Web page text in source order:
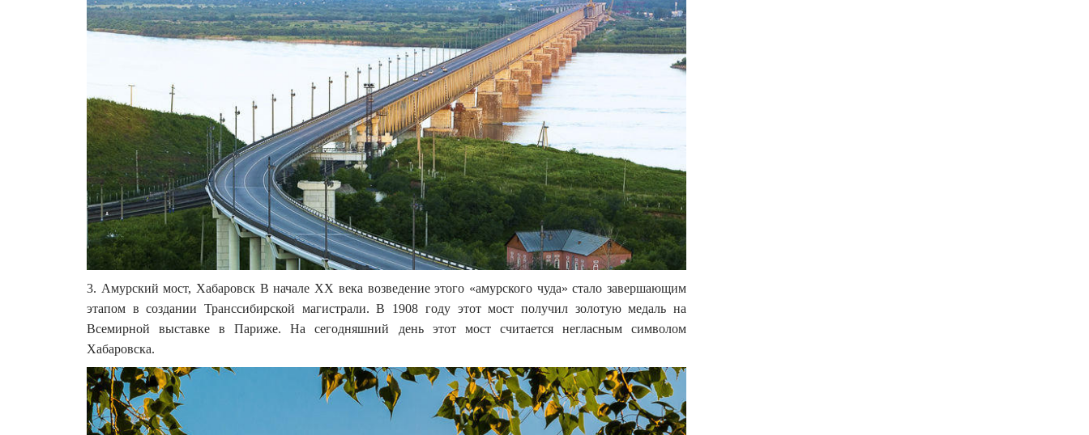
3. Амурский мост, Хабаровск В начале ХХ века возведение этого «амурского чуда» стало завершающим
этапом в создании Транссибирской магистрали. В 1908 году этот мост получил золотую медаль на
Всемирной выставке в Париже. На сегодняшний день этот мост считается негласным символом
Хабаровска.